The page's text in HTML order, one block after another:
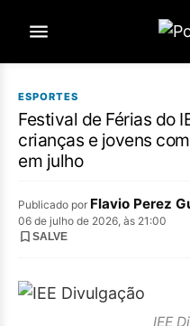
ESPORTES
Festival de Férias do
crianças e jovens
em julho
Publicado por Flavio Perez
06 de julho de 2026, às 21:00
SALVE
IEE